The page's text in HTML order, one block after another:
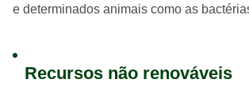
e determinados animais como as
Recursos não renováveis